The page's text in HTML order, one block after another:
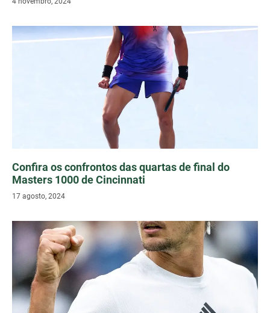
Confira os confrontos das quartas de final do
Masters 1000 de Cincinnati
17 agosto, 2024